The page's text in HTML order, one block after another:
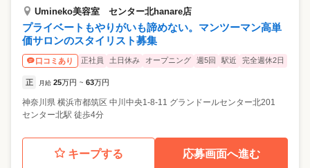
Umineko美容室 センター北hanare店
プライベートもやりがいも諦めない。マンツーマン高単
価サロンのスタイリスト募集
口コミあり 正社員 土日休み オープニング 週5回 駅近 完全週休2日
正 月給 25万円 ~ 63万円
神奈川県 横浜市都筑区 中川中央1-8-11 グランドールセンター北201
センター北駅 徒歩4分
キープする 応募画面へ進む